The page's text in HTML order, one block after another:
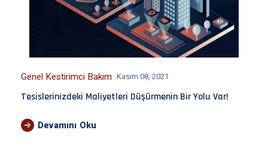
Genel Kestirimci Bakım Kasım 08, 2021
Tesislerinizdeki Maliyetleri Düşürmenin Bir Yolu Var!
Devamını Oku